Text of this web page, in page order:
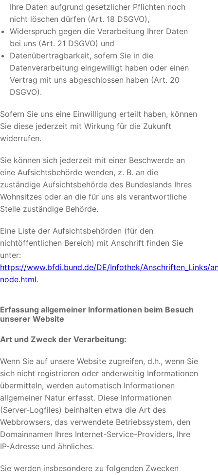
Ihre Daten aufgrund gesetzlicher Pflichten noch
nicht löschen dürfen (Art. 18 DSGVO),
Widerspruch gegen die Verarbeitung Ihrer Daten
bei uns (Art. 21 DSGVO) und
Datenübertragbarkeit, sofern Sie in die
Datenverarbeitung eingewilligt haben oder einen
Vertrag mit uns abgeschlossen haben (Art. 20
DSGVO).
Sofern Sie uns eine Einwilligung erteilt haben, können
Sie diese jederzeit mit Wirkung für die Zukunft
widerrufen.
Sie können sich jederzeit mit einer Beschwerde an
eine Aufsichtsbehörde wenden, z. B. an die
zuständige Aufsichtsbehörde des Bundeslands Ihres
Wohnsitzes oder an die für uns als verantwortliche
Stelle zuständige Behörde.
Eine Liste der Aufsichtsbehörden (für den
nichtöffentlichen Bereich) mit Anschrift finden Sie
unter:
https://www.bfdi.bund.de/DE/Infothek/Anschriften_Links/
node.html.
Erfassung allgemeiner Informationen beim Besuch
unserer Website
Art und Zweck der Verarbeitung:
Wenn Sie auf unsere Website zugreifen, d.h., wenn Sie
sich nicht registrieren oder anderweitig Informationen
übermitteln, werden automatisch Informationen
allgemeiner Natur erfasst. Diese Informationen
(Server-Logfiles) beinhalten etwa die Art des
Webbrowsers, das verwendete Betriebssystem, den
Domainnamen Ihres Internet-Service-Providers, Ihre
IP-Adresse und ähnliches.
Sie werden insbesondere zu folgenden Zwecken